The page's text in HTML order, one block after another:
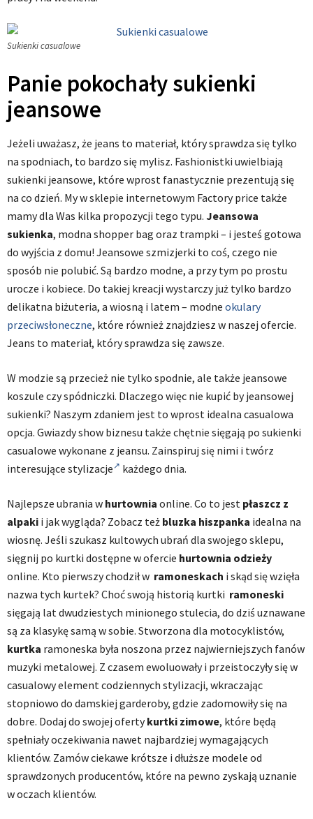
Sukienki casualowe
Panie pokochały sukienki
jeansowe
Jeżeli uważasz, że jeans to materiał, który sprawdza się tylko
na spodniach, to bardzo się mylisz. Fashionistki uwielbiają
sukienki jeansowe, które wprost fanastycznie prezentują się
na co dzień. My w sklepie internetowym Factory price także
mamy dla Was kilka propozycji tego typu. Jeansowa
sukienka, modna shopper bag oraz trampki – i jesteś gotowa
do wyjścia z domu! Jeansowe szmizjerki to coś, czego nie
sposób nie polubić. Są bardzo modne, a przy tym po prostu
urocze i kobiece. Do takiej kreacji wystarczy już tylko bardzo
delikatna biżuteria, a wiosną i latem – modne okulary
przeciwsłoneczne, które również znajdziesz w naszej ofercie.
Jeans to materiał, który sprawdza się zawsze.
W modzie są przecież nie tylko spodnie, ale także jeansowe
koszule czy spódniczki. Dlaczego więc nie kupić by jeansowej
sukienki? Naszym zdaniem jest to wprost idealna casualowa
opcja. Gwiazdy show biznesu także chętnie sięgają po sukienki
casualowe wykonane z jeansu. Zainspiruj się nimi i twórz
interesujące stylizacje
każdego dnia.
Najlepsze ubrania w hurtownia online. Co to jest płaszcz z
alpaki i jak wygląda? Zobacz też bluzka hiszpanka idealna na
wiosnę. Jeśli szukasz kultowych ubrań dla swojego sklepu,
sięgnij po kurtki dostępne w ofercie hurtownia odzieży
online. Kto pierwszy chodził w ramoneskach i skąd się wzięła
nazwa tych kurtek? Choć swoją historią kurtki ramoneski
sięgają lat dwudziestych minionego stulecia, do dziś uznawane
są za klasykę samą w sobie. Stworzona dla motocyklistów,
kurtka ramoneska była noszona przez najwierniejszych fanów
muzyki metalowej. Z czasem ewoluowały i przeistoczyły się w
casualowy element codziennych stylizacji, wkraczając
stopniowo do damskiej garderoby, gdzie zadomowiły się na
dobre. Dodaj do swojej ofertykurtki zimowe, które będą
spełniały oczekiwania nawet najbardziej wymagających
klientów. Zamów ciekawe krótsze i dłuższe modele od
sprawdzonych producentów, które na pewno zyskają uznanie
w oczach klientów.